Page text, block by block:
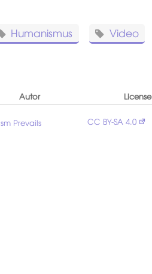
Humanismus Video
Autor
License
Prevails CC BY-SA 4.0